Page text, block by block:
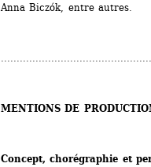
Anna Biczók, entre autres.
MENTIONS DE
Concept, chorégraphie et